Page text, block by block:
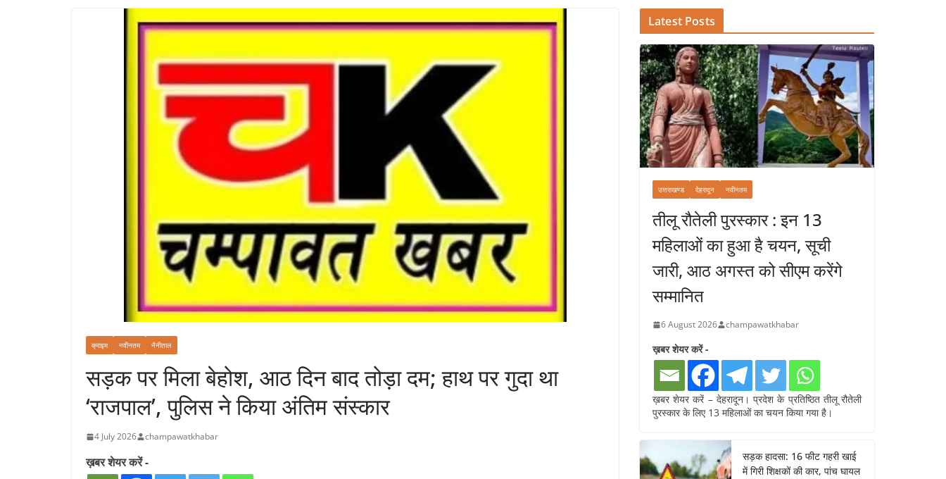
क्राइम नवीनतम नैनीताल
सड़क पर मिला बेहोश, आठ दिन बाद तोड़ा दम; हाथ पर गुदा था
‘राजपाल’, पुलिस ने किया अंतिम संस्कार
4 July 2026 champawatkhabar
ख़बर शेयर करें -
Latest Posts
उत्तराखण्ड देहरादून नवीनतम
तीलू रौतेली पुरस्कार : इन 13
महिलाओं का हुआ है चयन, सूची
जारी, आठ अगस्त को सीएम करेंगे
सम्मानित
6 August 2026 champawatkhabar
ख़बर शेयर करें -
ख़बर शेयर करें – देहरादून। प्रदेश के प्रतिष्ठित तीलू रौतेली
पुरस्कार के लिए 13 महिलाओं का चयन किया गया है।
सड़क हादसा: 16 फीट गहरी खाई
में गिरी शिक्षकों की कार, पांच घायल